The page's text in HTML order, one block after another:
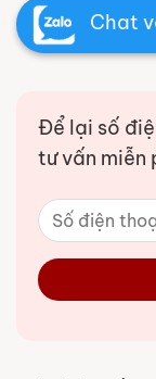
Chat
Để lại số
tư vấn miễn